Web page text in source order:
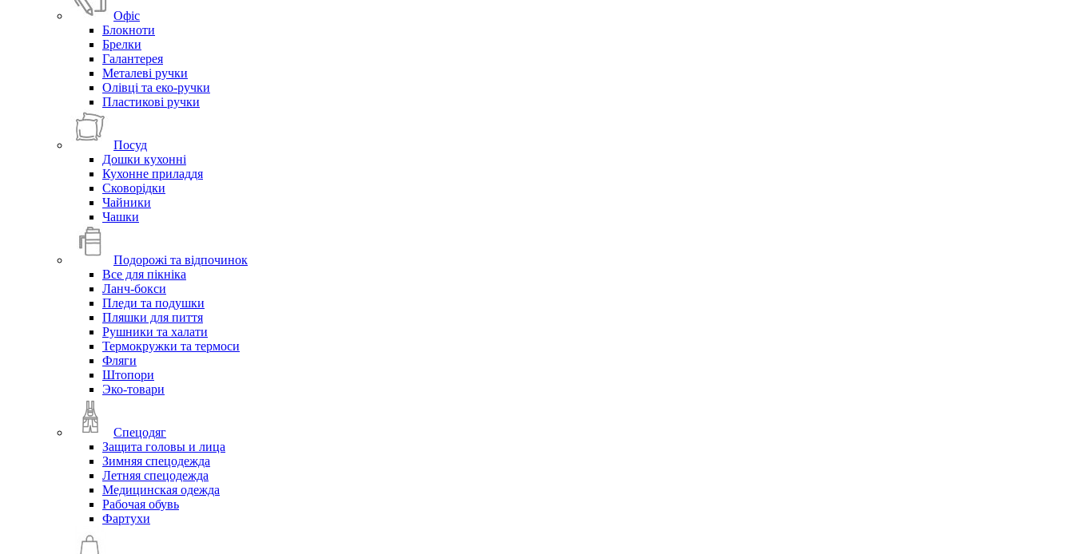
Офіс
Блокноти
Брелки
Галантерея
Металеві ручки
Олівці та еко-ручки
Пластикові ручки
Посуд
Дошки кухонні
Кухонне приладдя
Сковорідки
Чайники
Чашки
Подорожі та відпочинок
Все для пікніка
Ланч-бокси
Пледи та подушки
Пляшки для пиття
Рушники та халати
Термокружки та термоси
Фляги
Штопори
Эко-товари
Спецодяг
Защита головы и лица
Зимняя спецодежда
Летняя спецодежда
Медицинская одежда
Рабочая обувь
Фартухи